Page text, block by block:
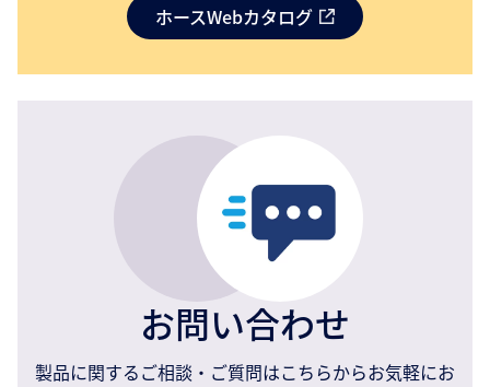
ホースWebカタログ
お問い合わせ
製品に関するご相談・ご質問はこちらからお気軽にお